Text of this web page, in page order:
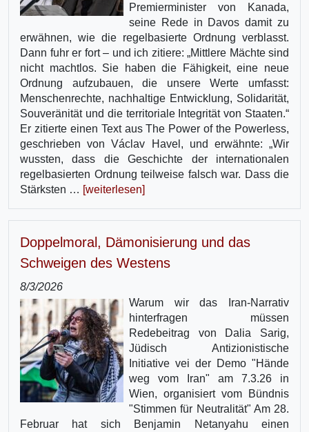
Premierminister von Kanada,
seine Rede in Davos damit zu
erwähnen, wie die regelbasierte Ordnung verblasst.
Dann fuhr er fort – und ich zitiere: „Mittlere Mächte sind
nicht machtlos. Sie haben die Fähigkeit, eine neue
Ordnung aufzubauen, die unsere Werte umfasst:
Menschenrechte, nachhaltige Entwicklung, Solidarität,
Souveränität und die territoriale Integrität von Staaten.“
Er zitierte einen Text aus The Power of the Powerless,
geschrieben von Václav Havel, und erwähnte: „Wir
wussten, dass die Geschichte der internationalen
regelbasierten Ordnung teilweise falsch war. Dass die
Stärksten … [weiterlesen]
Doppelmoral, Dämonisierung und das
Schweigen des Westens
8/3/2026
Warum wir das Iran-Narrativ
hinterfragen müssen
Redebeitrag von Dalia Sarig,
Jüdisch Antizionistische
Initiative vei der Demo "Hände
weg vom Iran" am 7.3.26 in
Wien, organisiert vom Bündnis
"Stimmen für Neutralität" Am 28.
Februar hat sich Benjamin Netanyahu einen